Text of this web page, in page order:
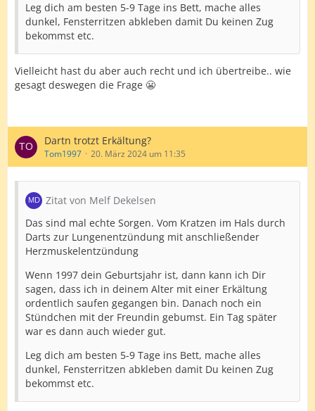
Leg dich am besten 5-9 Tage ins Bett, mache alles
dunkel, Fensterritzen abkleben damit Du keinen Zug
bekommst etc.
Vielleicht hast du aber auch recht und ich übertreibe.. wie
gesagt deswegen die Frage 😬
Dartn trotzt Erkältung?
Tom1997 20. März 2024 um 11:35
Zitat von Melf Dekelsen
Das sind mal echte Sorgen. Vom Kratzen im Hals durch
Darts zur Lungenentzündung mit anschließender
Herzmuskelentzündung
Wenn 1997 dein Geburtsjahr ist, dann kann ich Dir
sagen, dass ich in deinem Alter mit einer Erkältung
ordentlich saufen gegangen bin. Danach noch ein
Stündchen mit der Freundin gebumst. Ein Tag später
war es dann auch wieder gut.
Leg dich am besten 5-9 Tage ins Bett, mache alles
dunkel, Fensterritzen abkleben damit Du keinen Zug
bekommst etc.